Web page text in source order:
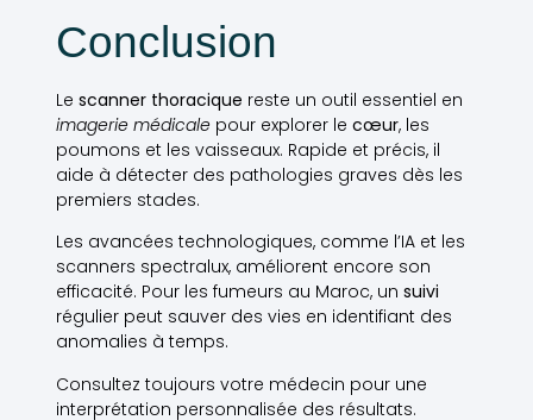
Conclusion
Le scanner thoracique reste un outil essentiel en
imagerie médicalepour explorer le cœur, les
poumons et les vaisseaux. Rapide et précis, il
aide à détecter des pathologies graves dès les
premiers stades.
Les avancées technologiques, comme l’IA et les
scanners spectralux, améliorent encore son
efficacité. Pour les fumeurs au Maroc, un suivi
régulier peut sauver des vies en identifiant des
anomalies à temps.
Consultez toujours votre médecin pour une
interprétation personnalisée des résultats.